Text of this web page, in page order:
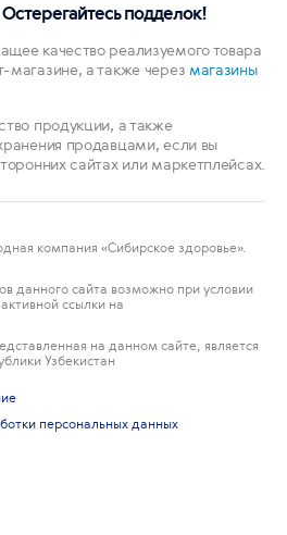
подделок!
качество реализуемого товара
а также через магазины
продукции, а также
продавцами, если вы
сайтах или маркетплейсах.
компания «Сибирское здоровье».
данного сайта возможно при условии
ссылки на
на данном сайте, является
Узбекистан
персональных данных